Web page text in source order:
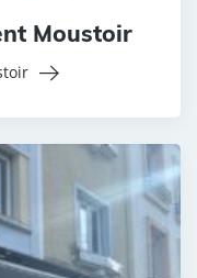
Moustoir